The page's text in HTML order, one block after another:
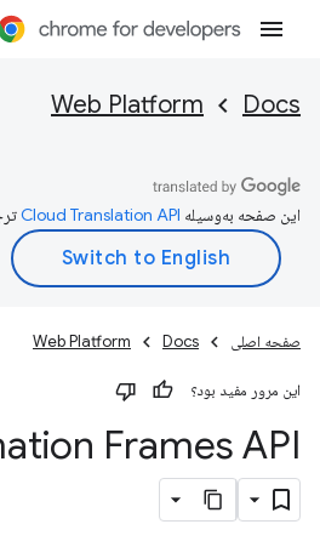
Docs
Web Platform
این صفحه به‌وسیله
صفحه اصلی Docs
Web Platform
این مرور مفید بود؟
Frames API